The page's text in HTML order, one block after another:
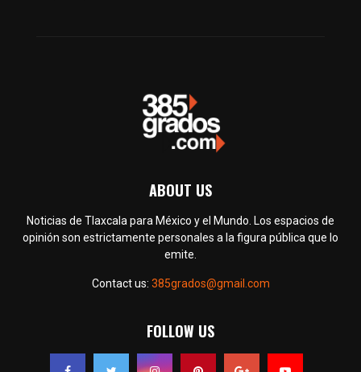
ABOUT US
Noticias de Tlaxcala para México y el Mundo. Los espacios de
opinión son estrictamente personales a la figura pública que lo
emite.
Contact us: 385grados@gmail.com
FOLLOW US